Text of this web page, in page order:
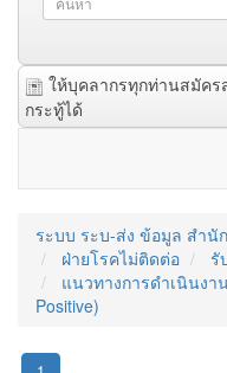
ให้บุคลากรทุกท่านสมัค
กระทู้ได้
ระบบ ระบ-ส่ง ข้อมูล สำ
ฝ่ายโรคไม่ติดต่อ
รั
แนวทางการดำเนินงา
Positive)